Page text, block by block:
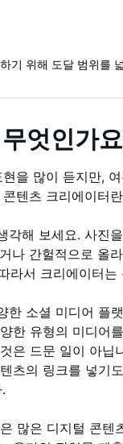
기 위해 도달 범위를
엇인가
을 많이 듣지만,
텐츠 크리에이터
각해 보세요. 사진
나 간헐적으로 올
라서 크리에이터
한 소셜 미디어 플
한 유형의 미디어
은 드문 일이 아닙
츠의 링크를 넣기
많은 디지털 콘텐